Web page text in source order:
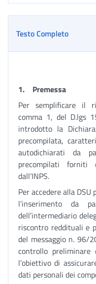
Testo Completo
1. Premessa
Per semplificare il
comma 1, del D.lgs
introdotto la
precompilata,
autodichiarati da
precompilati forniti
dall’INPS.
Per accedere alla
l’inserimento da
dell’intermediario
riscontro reddituali e
del messaggio n. 96/
controllo preliminare
l’obiettivo di
dati personali dei